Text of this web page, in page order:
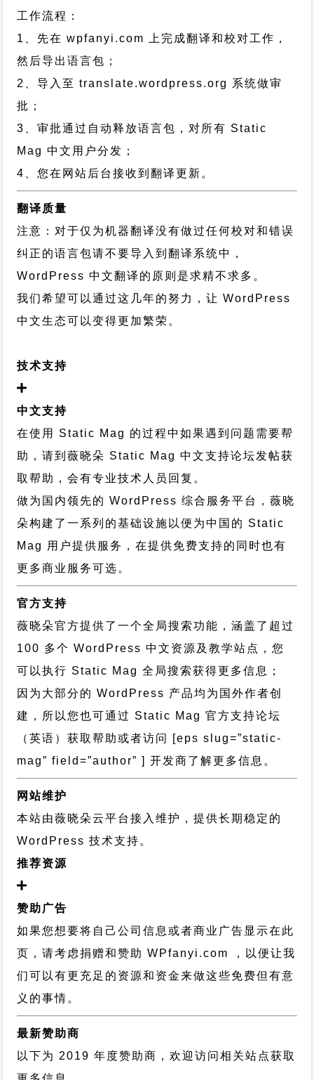
工作流程：
1、先在 wpfanyi.com 上完成翻译和校对工作，
然后导出语言包；
2、导入至 translate.wordpress.org 系统做审
批；
3、审批通过自动释放语言包，对所有 Static
Mag 中文用户分发；
4、您在网站后台接收到翻译更新。
翻译质量
注意：对于仅为机器翻译没有做过任何校对和错误
纠正的语言包请不要导入到翻译系统中，
WordPress 中文翻译的原则 是求精不求多。
我们希望可以通过这几年的努力，让 WordPress
中文生态可以变得更加繁荣。
技术支持
中文支持
在使用 Static Mag 的过程中如果遇到问题需要帮
助，请到薇晓朵 Static Mag 中文支持论坛发帖获
取帮助，会有专业技术人员回复。
做为国内领先的 WordPress 综合服务平台，薇晓
朵构建了一系列的基础设施以便为中国的 Static
Mag 用户提供服务，在提供免费支持的同时也有
更多商业服务可选。
官方支持
薇晓朵官方提供了一个全局搜索功能，涵盖了超过
100 多个 WordPress 中文资源及教学站点，您
可以执行 Static Mag 全局搜索获得更多信息；
因为大部分的 WordPress 产品均为国外作者创
建，所以您也可通过 Static Mag 官方支持论坛
（英语）获取帮助或者访问 [eps slug=”static-
mag” field=”author” ] 开发商了解更多信息。
网站维护
本站由薇晓朵云平台接入维护，提供长期稳定的
WordPress 技术支持 。
推荐资源
赞助广告
如果您想要将自己公司信息或者商业广告显示在此
页，请考虑捐赠和赞助 WPfanyi.com ，以便让我
们可以有更充足的资源和资金来做这些免费但有意
义的事情。
最新赞助商
以下为 2019 年度赞助商，欢迎访问相关站点获取